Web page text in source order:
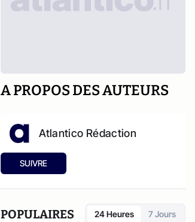
A PROPOS DES AUTEURS
Atlantico Rédaction
SUIVRE
POPULAIRES 24 Heures 7 Jours